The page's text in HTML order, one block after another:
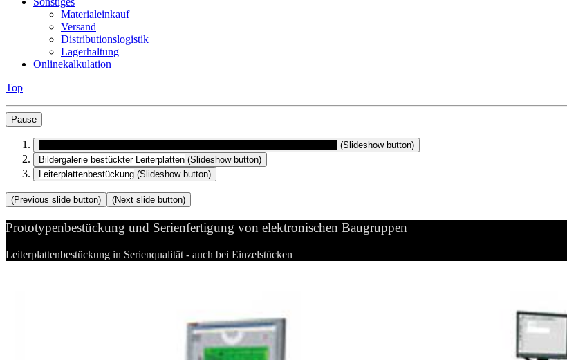
Materialeinkauf
Versand
Distributionslogistik
Lagerhaltung
Onlinekalkulation
Top
Pause
(Slideshow button)
Bildergalerie bestückter Leiterplatten (Slideshow button)
Leiterplattenbestückung (Slideshow button)
(Previous slide button) (Next slide button)
Prototypenbestückung und Serienfertigung von elektronischen Baugruppen
Leiterplattenbestückung in Serienqualität - auch bei Einzelstücken